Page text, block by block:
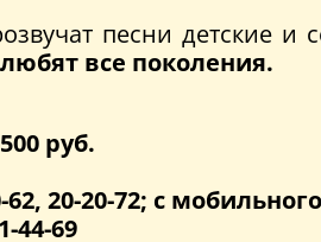
песни детские
все поколения.
руб.
20-20-72; с
44-69